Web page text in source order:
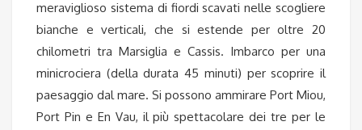
meraviglioso sistema di fiordi scavati nelle scogliere
bianche e verticali, che si estende per oltre 20
chilometri tra Marsiglia e Cassis. Imbarco per una
minicrociera (della durata 45 minuti) per scoprire il
paesaggio dal mare. Si possono ammirare Port Miou,
Port Pin e En Vau, il più spettacolare dei tre per le